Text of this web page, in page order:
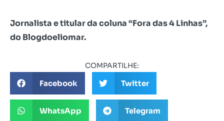
Jornalista e titular da coluna “Fora das 4 Linhas”,
do Blogdoeliomar.
COMPARTILHE:
Facebook Twitter
WhatsApp Telegram